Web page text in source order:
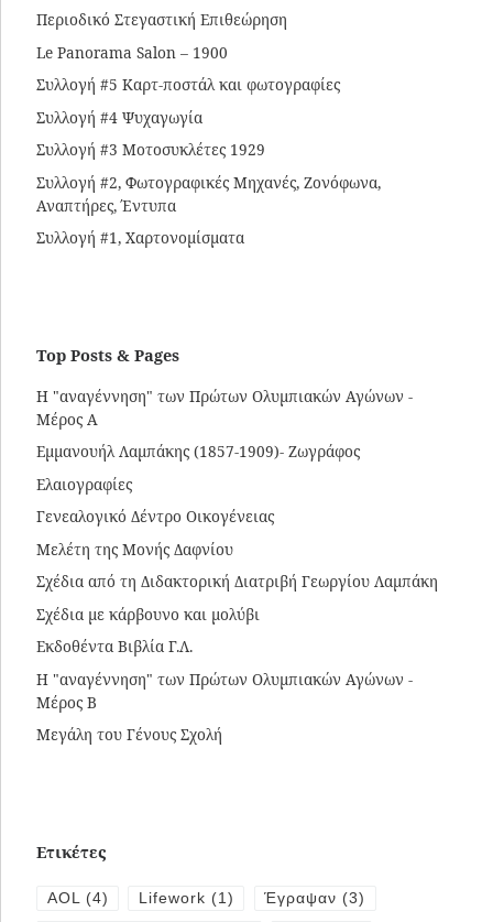
Περιοδικό Στεγαστική Επιθεώρηση
Le Panorama Salon – 1900
Συλλογή #5 Καρτ-ποστάλ και φωτογραφίες
Συλλογή #4 Ψυχαγωγία
Συλλογή #3 Μοτοσυκλέτες 1929
Συλλογή #2, Φωτογραφικές Μηχανές, Ζονόφωνα,
Αναπτήρες, Έντυπα
Συλλογή #1, Χαρτονομίσματα
Top Posts & Pages
Η "αναγέννηση" των Πρώτων Ολυμπιακών Αγώνων -
Μέρος Α
Εμμανουήλ Λαμπάκης (1857-1909)- Ζωγράφος
Ελαιογραφίες
Γενεαλογικό Δέντρο Οικογένειας
Μελέτη της Μονής Δαφνίου
Σχέδια από τη Διδακτορική Διατριβή Γεωργίου Λαμπάκη
Σχέδια με κάρβουνο και μολύβι
Εκδοθέντα Βιβλία Γ.Λ.
Η "αναγέννηση" των Πρώτων Ολυμπιακών Αγώνων -
Μέρος Β
Μεγάλη του Γένους Σχολή
Ετικέτες
AOL(4) Lifework (1) Έγραψαν (3)